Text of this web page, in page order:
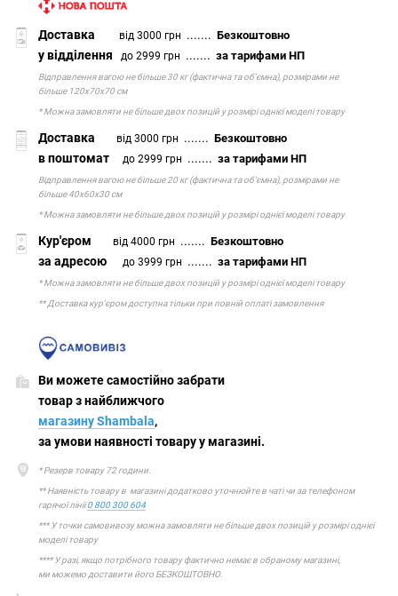
Доставка від 3000 грн .......Безкоштовно
у відділення до 2999 грн .......за тарифами НП
Відправлення вагою не більше 30 кг (фактична та об'ємна), розмірами не
більше 120х70х70 см
* Можна замовляти не більше двох позицій у розмірі однієї моделі товару
Доставка від 3000 грн .......Безкоштовно
в поштомат до 2999 грн .......за тарифами НП
Відправлення вагою не більше 20 кг (фактична та об'ємна), розмірами не
більше 40х60х30 см
* Можна замовляти не більше двох позицій у розмірі однієї моделі товару
Кур'єром від 4000 грн .......Безкоштовно
за адресою до 3999 грн .......за тарифами НП
* Можна замовляти не більше двох позицій у розмірі однієї моделі товару
** Доставка кур'єром доступна тільки при повній оплаті замовлення
Ви можете самостійно забрати
товар з найближчого
магазину Shambala,
за умови наявності товару у магазині.
* Резерв товару 72 години.
** Наявність товару в магазині додатково уточнюйте в чаті чи за телефоном
гарячої лінії0 800 300 604
*** У точки самовивозу можна замовляти не більше двох позицій у розмірі однієї
моделі товару
**** У разі, якщо потрібного товару фактично немає в обраному магазині,
ми можемо доставити його БЕЗКОШТОВНО.